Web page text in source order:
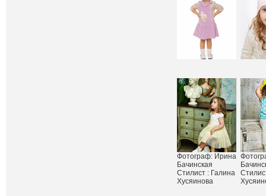
Фотограф: Ирина
Бачинская
Стилист : Галина
Хусяинова